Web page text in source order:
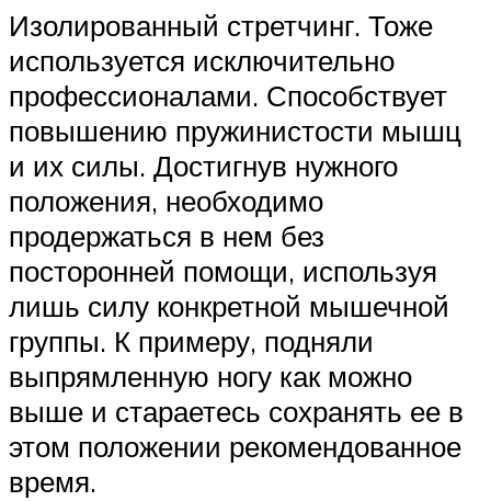
Изолированный стретчинг. Тоже
используется исключительно
профессионалами. Способствует
повышению пружинистости мышц
и их силы. Достигнув нужного
положения, необходимо
продержаться в нем без
посторонней помощи, используя
лишь силу конкретной мышечной
группы. К примеру, подняли
выпрямленную ногу как можно
выше и стараетесь сохранять ее в
этом положении рекомендованное
время.